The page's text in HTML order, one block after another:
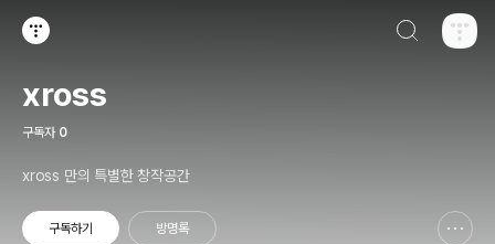
xross
구독자 0
xross 만의 특별한 창작공간
구독하기 방명록